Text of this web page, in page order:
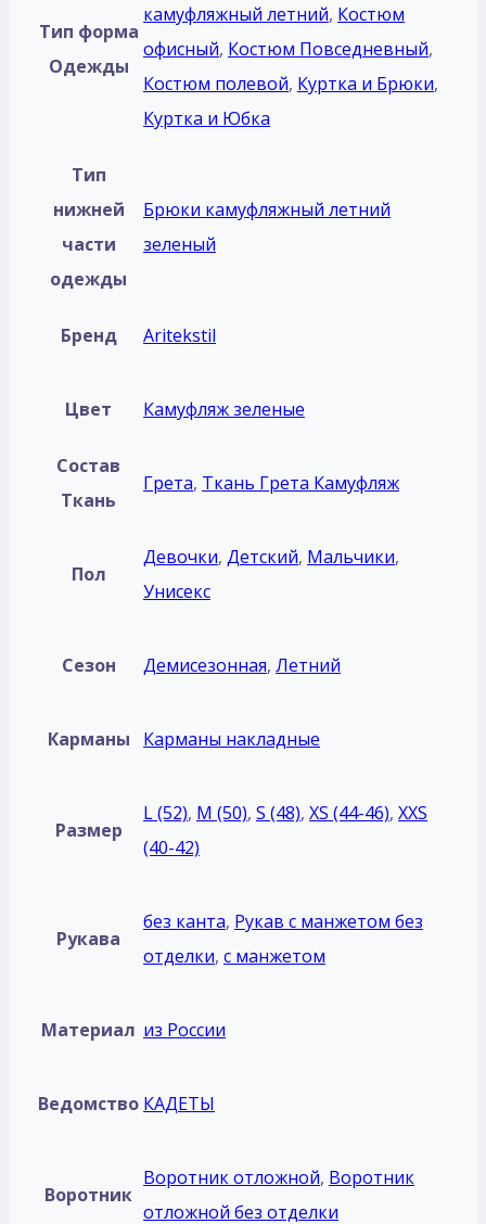
Тип форма
Одежды
камуфляжный летний, Костюм
офисный, Костюм Повседневный,
Костюм полевой, Куртка и Брюки,
Куртка и Юбка
Тип
нижней
части
одежды
Брюки камуфляжный летний
зеленый
Бренд Aritekstil
Цвет Камуфляж зеленые
Состав
Ткань
Грета, Ткань Грета Камуфляж
Пол
Девочки, Детский, Мальчики,
Унисекс
Сезон Демисезонная, Летний
Карманы Карманы накладные
Размер
L (52), M (50), S (48), XS (44-46), XXS
(40-42)
Рукава
без кантa, Рукав с манжетом без
отделки, с манжетом
Материал из России
Ведомство КАДЕТЫ
Воротник
Воротник отложной, Воротник
отложной без отделки